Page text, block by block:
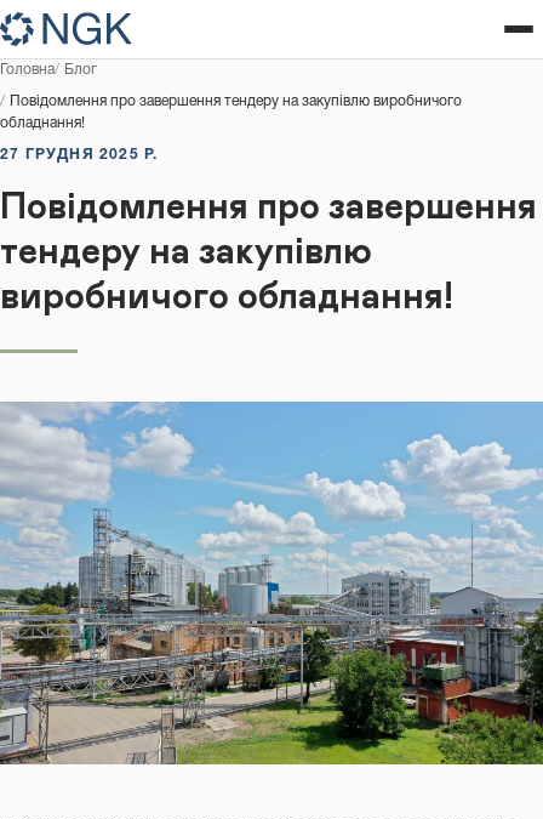
Головна Блог
Повідомлення про завершення тендеру на закупівлю виробничого
обладнання!
27 ГРУДНЯ 2025 Р.
Повідомлення про завершення
тендеру на закупівлю
виробничого обладнання!